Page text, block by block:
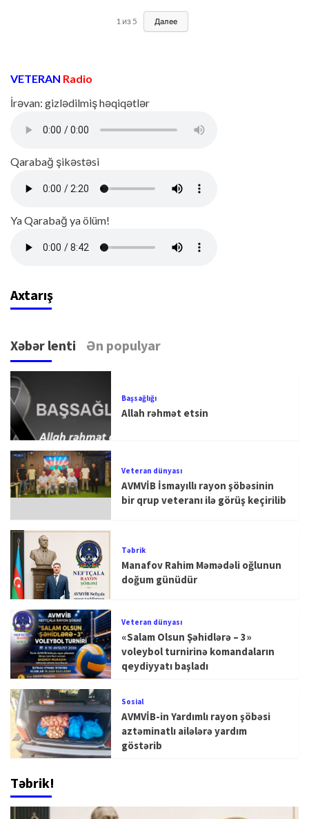
1 из 5 Далее
VETERAN Radio
İrəvan: gizlədilmiş həqiqətlər
Qarabağ şikəstəsi
Ya Qarabağ ya ölüm!
Axtarış
Xəbər lenti Ən populyar
Başsağlığı
Allah rəhmət etsin
Veteran dünyası
AVMVİB İsmayıllı rayon şöbəsinin
bir qrup veteranı ilə görüş keçirilib
Təbrik
Manafov Rahim Məmədəli oğlunun
doğum günüdür
Veteran dünyası
«Salam Olsun Şəhidlərə – 3»
voleybol turnirinə komandaların
qeydiyyatı başladı
Sosial
AVMVİB-in Yardımlı rayon şöbəsi
aztəminatlı ailələrə yardım
göstərib
Təbrik!